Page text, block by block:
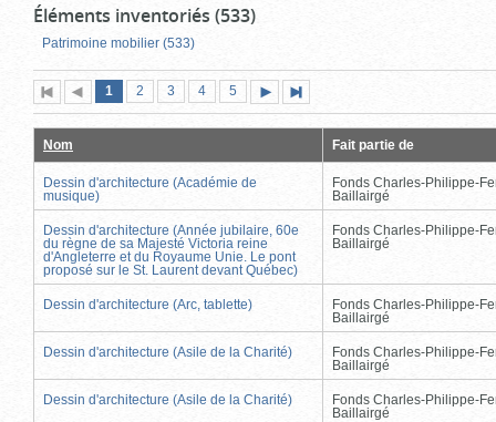
Éléments inventoriés (533)
Patrimoine mobilier (533)
Première
page
Page
précédente
Page
1 (page
actuelle)
Page
2 Page
3 Page
4 Page
5
suivante
page
Nom Fait partie de
Dessin d'architecture (Académie de
musique)
Fonds Charles-Philippe-
Baillairgé
Dessin d'architecture (Année jubilaire, 60e
du règne de sa Majesté Victoria reine
d'Angleterre et du Royaume Unie. Le pont
proposé sur le St. Laurent devant Québec)
Fonds Charles-Philippe-
Baillairgé
Dessin d'architecture (Arc, tablette)
Fonds Charles-Philippe-
Baillairgé
Dessin d'architecture (Asile de la Charité)
Fonds Charles-Philippe-
Baillairgé
Dessin d'architecture (Asile de la Charité)
Fonds Charles-Philippe-
Baillairgé